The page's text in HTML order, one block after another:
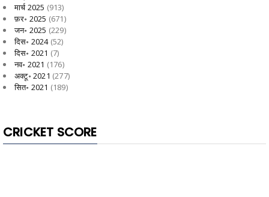
मार्च 2025 (913)
फ़र॰ 2025 (671)
जन॰ 2025 (229)
दिस॰ 2024(52)
दिस॰ 2021 (7)
नव॰ 2021 (176)
अक्टू॰ 2021 (277)
सित॰ 2021 (189)
CRICKET SCORE